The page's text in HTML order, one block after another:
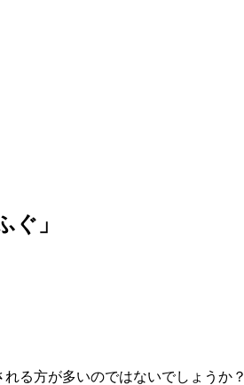
ぐ」
る方が多いのではないでしょうか？